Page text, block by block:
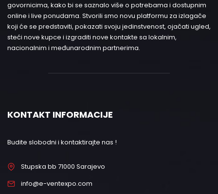
govornicima, kako bi se saznalo više o potrebama i dostupnim
online i live ponudama. Stvorili smo novu platformu za izlagače
koji će se predstaviti, pokazati svoju jedinstvenost, ojačati ugled,
steći nove kupce i izgraditi nove kontakte sa lokalnim,
nacionalnim i međunarodnim partnerima.
KONTAKT INFORMACIJE
Budite slobodni i kontaktirajte nas !
Stupska bb 71000 Sarajevo
info@e-ventexpo.com